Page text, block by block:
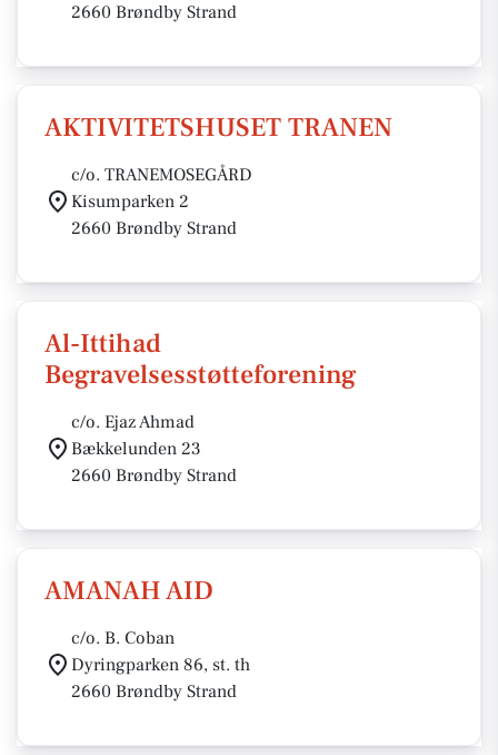
2660 Brøndby Strand
AKTIVITETSHUSET TRANEN
c/o. TRANEMOSEGÅRD
Kisumparken 2
2660 Brøndby Strand
Al-Ittihad
Begravelsesstøtteforening
c/o. Ejaz Ahmad
Bækkelunden 23
2660 Brøndby Strand
AMANAH AID
c/o. B. Coban
Dyringparken 86, st. th
2660 Brøndby Strand